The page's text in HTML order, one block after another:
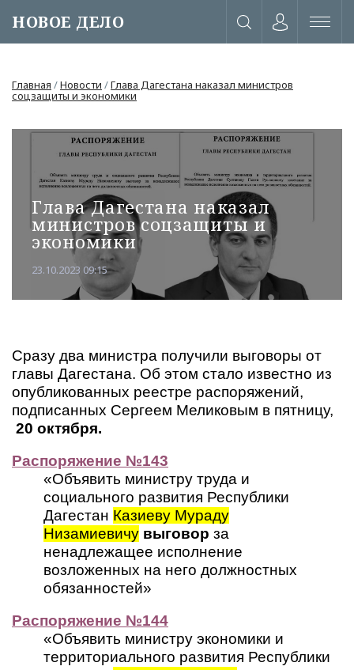
НОВОЕ ДЕЛО
Главная /Новости /Глава Дагестана наказал министров
соцзащиты и экономики
Глава Дагестана наказал
министров соцзащиты и
экономики
23.10.2023 09:15
Сразу два министра получили выговоры от
главы Дагестана. Об этом стало известно из
опубликованных реестре распоряжений,
подписанных Сергеем Меликовым в пятницу,
20 октября.
Распоряжение №143
«Объявить министру труда и
социального развития Республики
Дагестан Казиеву Мураду
Низамиевичу выговор за
ненадлежащее исполнение
возложенных на него должностных
обязанностей»
Распоряжение №144
«Объявить министру экономики и
территориального развития Республики